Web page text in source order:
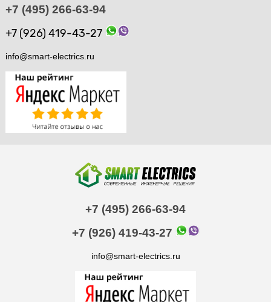
+7 (495) 266-63-94
+7 (926) 419-43-27
info@smart-electrics.ru
+7 (495) 266-63-94
+7 (926) 419-43-27
info@smart-electrics.ru